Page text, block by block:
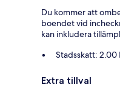
Du kommer att
boendet vid
kan inkludera
Stadsskatt: 2.00
Extra tillval